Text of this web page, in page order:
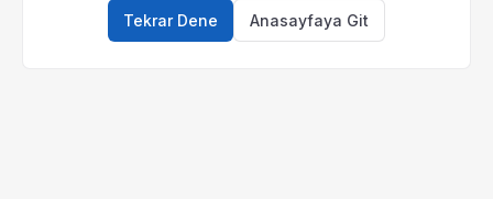
Tekrar Dene Anasayfaya Git